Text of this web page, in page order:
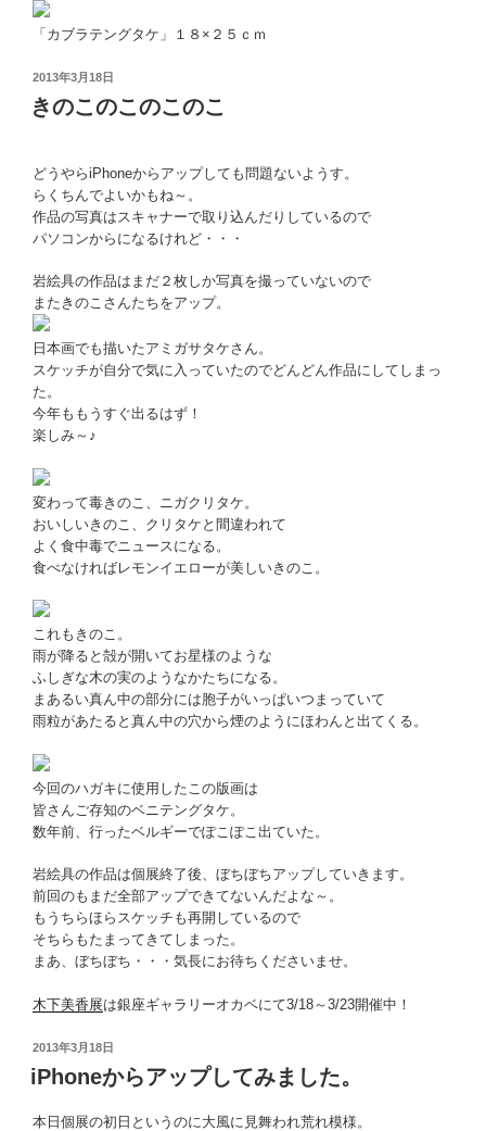
「カブラテングタケ」１８×２５ｃｍ
投
稿
日:
2013年3月18日
きのこのこのこのこ
どうやらiPhoneからアップしても問題ないようす。
らくちんでよいかもね～。
作品の写真はスキャナーで取り込んだりしているので
パソコンからになるけれど・・・
岩絵具の作品はまだ２枚しか写真を撮っていないので
またきのこさんたちをアップ。
日本画でも描いたアミガサタケさん。
スケッチが自分で気に入っていたのでどんどん作品にしてしまっ
た。
今年ももうすぐ出るはず！
楽しみ～♪
変わって毒きのこ、ニガクリタケ。
おいしいきのこ、クリタケと間違われて
よく食中毒でニュースになる。
食べなければレモンイエローが美しいきのこ。
これもきのこ。
雨が降ると殻が開いてお星様のような
ふしぎな木の実のようなかたちになる。
まあるい真ん中の部分には胞子がいっぱいつまっていて
雨粒があたると真ん中の穴から煙のようにほわんと出てくる。
今回のハガキに使用したこの版画は
皆さんご存知のベニテングタケ。
数年前、行ったベルギーでぽこぽこ出ていた。
岩絵具の作品は個展終了後、ぼちぼちアップしていきます。
前回のもまだ全部アップできてないんだよな～。
もうちらほらスケッチも再開しているので
そちらもたまってきてしまった。
まあ、ぼちぼち・・・気長にお待ちくださいませ。
木下美香展は銀座ギャラリーオカベにて3/18～3/23開催中！
投
稿
2013年3月18日
iPhoneからアップしてみました。
本日個展の初日というのに大風に見舞われ荒れ模様。